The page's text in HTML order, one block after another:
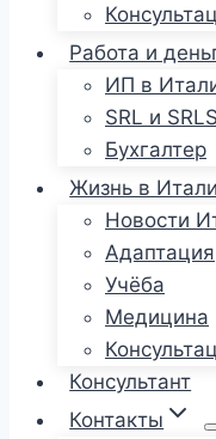
Работа и
ИП в
SRL и SRLS
Бухгалтер
Жизнь в
Новости
Адаптация
Учёба
Медицина
Консультант
Контакты